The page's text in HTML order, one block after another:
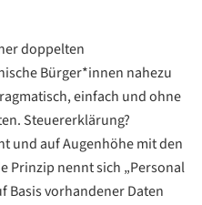
doppelten
Bürger*innen nahezu
einfach und ohne
Steuererklärung?
und auf Augenhöhe mit den
Prinzip nennt sich „Personal
Basis vorhandener Daten